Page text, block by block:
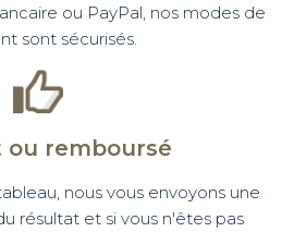
ou PayPal, nos modes de
sont sécurisés.
ou remboursé
nous vous envoyons une
résultat et si vous n'êtes pas